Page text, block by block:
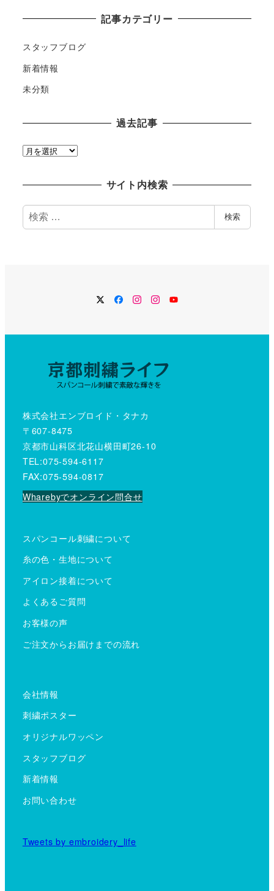
記事カテゴリー
スタッフブログ
新着情報
未分類
過去記事
過
サイト内検索
検
索
検索
TwitterFacebook
Instagram
Instagram
YouTube
株式会社エンブロイド・タナカ
〒607-8475
京都市山科区北花山横田町26-10
TEL:075-594-6117
FAX:075-594-0817
Wharebyでオンライン問合せ
スパンコール刺繍について
糸の色・生地について
アイロン接着について
よくあるご質問
お客様の声
ご注文からお届けまでの流れ
会社情報
刺繍ポスター
オリジナルワッペン
スタッフブログ
新着情報
お問い合わせ
Tweets by embroidery_life